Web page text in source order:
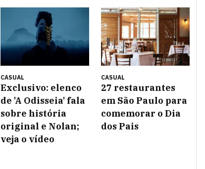
CASUAL
Exclusivo: elenco
de 'A Odisseia' fala
sobre história
original e Nolan;
veja o vídeo
CASUAL
27 restaurantes
em São Paulo para
comemorar o Dia
dos Pais